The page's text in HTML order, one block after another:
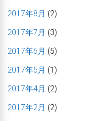
2017年8月 (2)
2017年7月 (3)
2017年6月 (5)
2017年5月 (1)
2017年4月 (2)
2017年2月 (2)